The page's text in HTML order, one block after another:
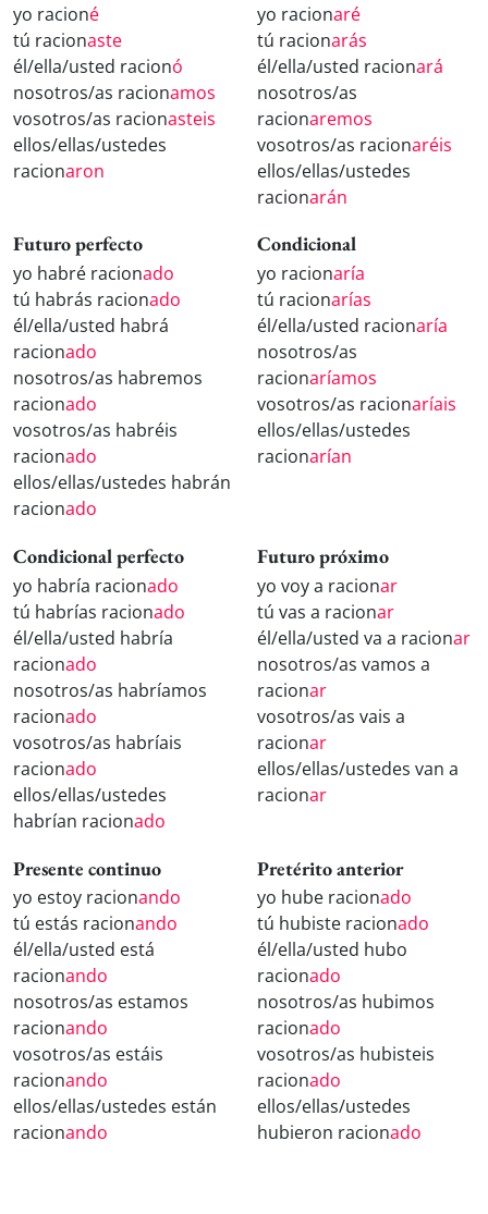
yo racioné
tú racionaste
él/ella/usted racionó
nosotros/as racionamos
vosotros/as racionasteis
ellos/ellas/ustedes
racionaron
yo racionaré
tú racionarás
él/ella/usted racionará
nosotros/as
racionaremos
vosotros/as racionaréis
ellos/ellas/ustedes
racionarán
Futuro perfecto
yo habré racionado
tú habrás racionado
él/ella/usted habrá
racionado
nosotros/as habremos
racionado
vosotros/as habréis
racionado
ellos/ellas/ustedes habrán
racionado
Condicional
yo racionaría
tú racionarías
él/ella/usted racionaría
nosotros/as
racionaríamos
vosotros/as racionaríais
ellos/ellas/ustedes
racionarían
Condicional perfecto
yo habría racionado
tú habrías racionado
él/ella/usted habría
racionado
nosotros/as habríamos
racionado
vosotros/as habríais
racionado
ellos/ellas/ustedes
habrían racionado
Futuro próximo
yo voy a racionar
tú vas a racionar
él/ella/usted va a racionar
nosotros/as vamos a
racionar
vosotros/as vais a
racionar
ellos/ellas/ustedes van a
racionar
Presente continuo
yo estoy racionando
tú estás racionando
él/ella/usted está
racionando
nosotros/as estamos
racionando
vosotros/as estáis
racionando
ellos/ellas/ustedes están
racionando
Pretérito anterior
yo hube racionado
tú hubiste racionado
él/ella/usted hubo
racionado
nosotros/as hubimos
racionado
vosotros/as hubisteis
racionado
ellos/ellas/ustedes
hubieron racionado